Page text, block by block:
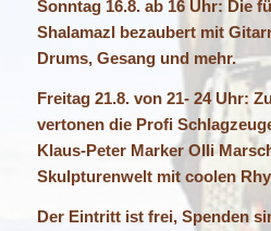
Sonntag 16.8. ab 16 Uhr: Die
Shalamazl bezaubert mit
Drums, Gesang und mehr.
Freitag 21.8. von 21- 24 Uhr:
vertonen die Profi
Klaus-Peter Marker Olli
Skulpturenwelt mit coolen
Der Eintritt ist frei, Spenden